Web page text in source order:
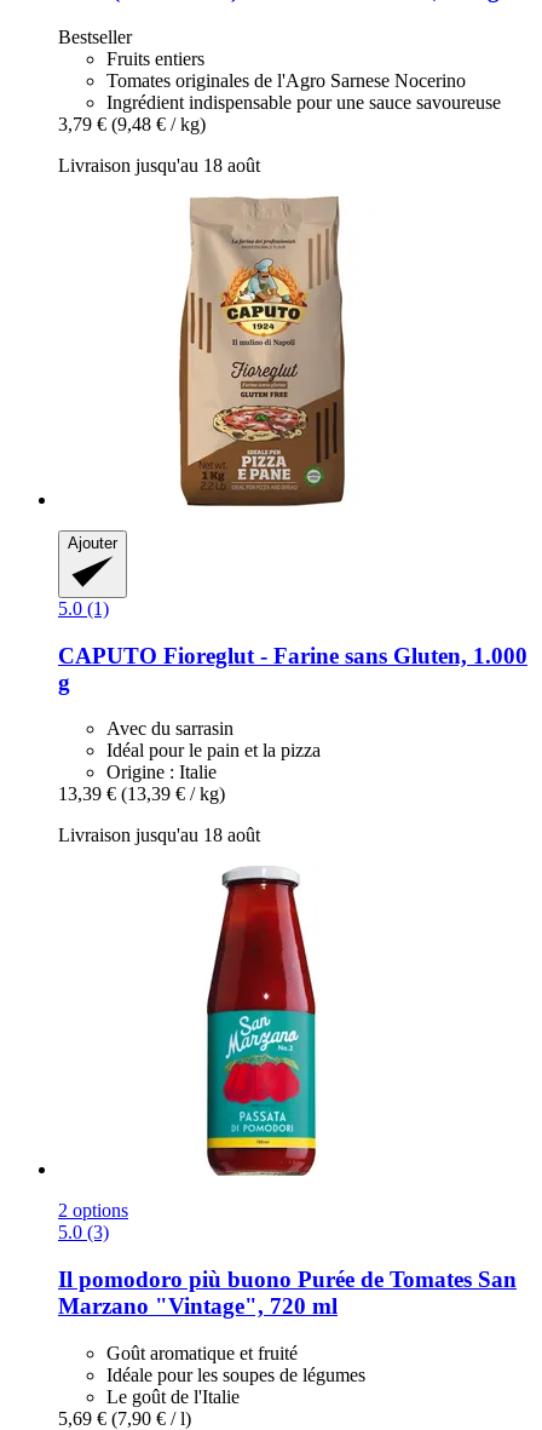
Bestseller
Fruits entiers
Tomates originales de l'Agro Sarnese Nocerino
Ingrédient indispensable pour une sauce savoureuse
3,79 € (9,48 € / kg)
Livraison jusqu'au 18 août
Ajouter
5.0 (1)
CAPUTO Fioreglut -​ Farine sans Gluten, 1.000
g
Avec du sarrasin
Idéal pour le pain et la pizza
Origine : Italie
13,39 € (13,39 € / kg)
Livraison jusqu'au 18 août
2 options
5.0 (3)
Il pomodoro più buono Purée de Tomates San
Marzano "Vintage", 720 ml
Goût aromatique et fruité
Idéale pour les soupes de légumes
Le goût de l'Italie
5,69 € (7,90 € / l)